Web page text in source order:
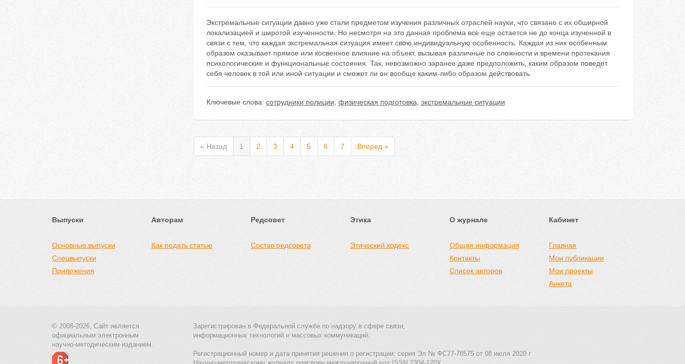
Экстремальные ситуации давно уже стали предметом изучения различных отраслей науки, что связано с их обширной
локализацией и широтой изученности. Но несмотря на это данная проблема все еще остается не до конца изученной в
связи с тем, что каждая экстремальная ситуация имеет свою индивидуальную особенность. Каждая из них особенным
образом оказывает прямое или косвенное влияние на объект, вызывая различные по сложности и времени протекания
психологические и функциональные состояния. Так, невозможно заранее даже предположить, каким образом поведет
себя человек в той или иной ситуации и сможет ли он вообще каким-либо образом действовать.
Ключевые слова: сотрудники полиции физическая подготовка экстремальные ситуации
« Назад 1 2 3 4 5 6 7 Вперед »
Выпуски
Основные выпуски
Спецвыпуски
Приложения
Авторам
Как подать статью
Редсовет
Состав редсовета
Этика
Этический кодекс
О журнале
Общая информация
Контакты
Список авторов
Кабинет
Главная
Мои публикации
Мои проекты
Анкета
© 2008-2026, Сайт является
официальным электронным
научно-методическим изданием.
Зарегистрирован в Федеральной службе по надзору в сфере связи,
информационных технологий и массовых коммуникаций.
Регистрационный номер и дата принятия решения о регистрации: серия Эл № ФС77-78575 от 08 июля 2020 г